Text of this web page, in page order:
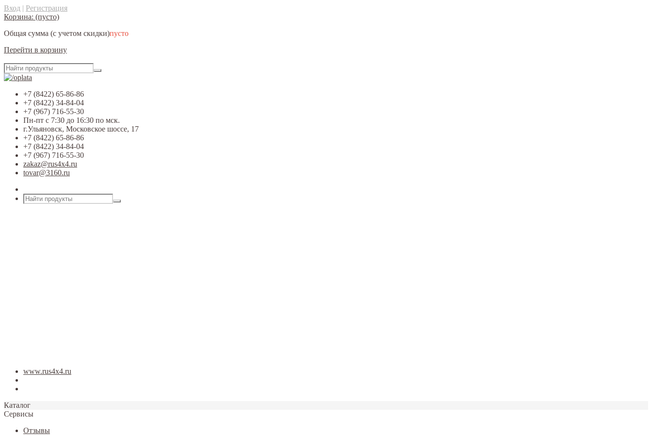
Вход | Регистрация
Корзина: (пусто)
Общая сумма (с учетом скидки)пусто
Перейти в корзину
+7 (8422) 65-86-86
+7 (8422) 34-84-04
+7 (967) 716-55-30
Пн-пт с 7:30 до 16:30 по мск.
г.Ульяновск, Московское шоссе, 17
+7 (8422) 65-86-86
+7 (8422) 34-84-04
+7 (967) 716-55-30
zakaz@rus4x4.ru
tovar@3160.ru
www.rus4x4.ru
Каталог
Сервисы
Отзывы